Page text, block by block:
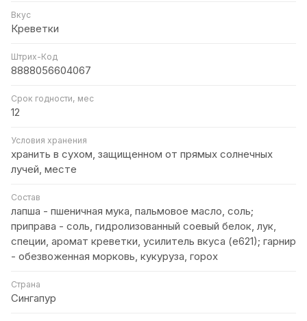
Вкус
Креветки
Штрих-Код
8888056604067
Срок годности, мес
12
Условия хранения
хранить в сухом, защищенном от прямых солнечных
лучей, месте
Состав
лапша - пшеничная мука, пальмовое масло, соль;
приправа - соль, гидролизованный соевый белок, лук,
специи, аромат креветки, усилитель вкуса (е621); гарнир
- обезвоженная морковь, кукуруза, горох
Страна
Сингапур